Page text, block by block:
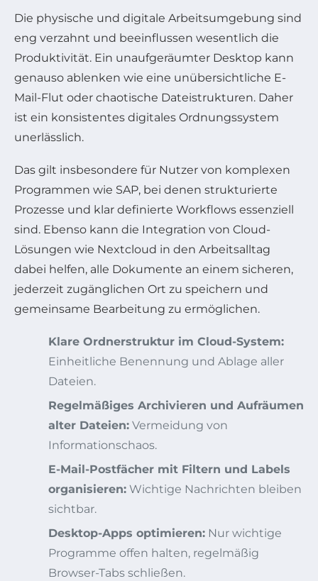
Die physische und digitale Arbeitsumgebung sind
eng verzahnt und beeinflussen wesentlich die
Produktivität. Ein unaufgeräumter Desktop kann
genauso ablenken wie eine unübersichtliche E-
Mail-Flut oder chaotische Dateistrukturen. Daher
ist ein konsistentes digitales Ordnungssystem
unerlässlich.
Das gilt insbesondere für Nutzer von komplexen
Programmen wie SAP, bei denen strukturierte
Prozesse und klar definierte Workflows essenziell
sind. Ebenso kann die Integration von Cloud-
Lösungen wie Nextcloud in den Arbeitsalltag
dabei helfen, alle Dokumente an einem sicheren,
jederzeit zugänglichen Ort zu speichern und
gemeinsame Bearbeitung zu ermöglichen.
Klare Ordnerstruktur im Cloud-System:
Einheitliche Benennung und Ablage aller
Dateien.
Regelmäßiges Archivieren und Aufräumen
alter Dateien: Vermeidung von
Informationschaos.
E-Mail-Postfächer mit Filtern und Labels
organisieren: Wichtige Nachrichten bleiben
sichtbar.
Desktop-Apps optimieren: Nur wichtige
Programme offen halten, regelmäßig
Browser-Tabs schließen.